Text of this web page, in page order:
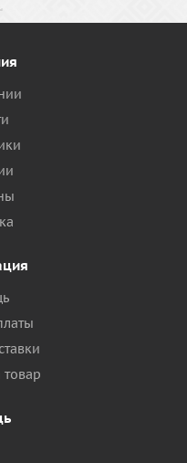
товар